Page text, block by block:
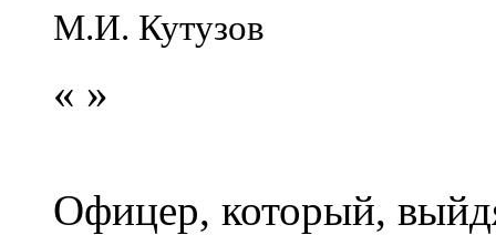
М.И. Кутузов
« »
Офицер, который,